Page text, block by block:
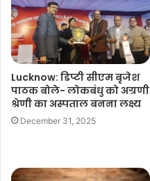
Lucknow: डिप्टी सीएम बृजेश
पाठक बोले- लोकबंधु को अग्रणी
श्रेणी का अस्पताल बनना लक्ष्य
December 31, 2025